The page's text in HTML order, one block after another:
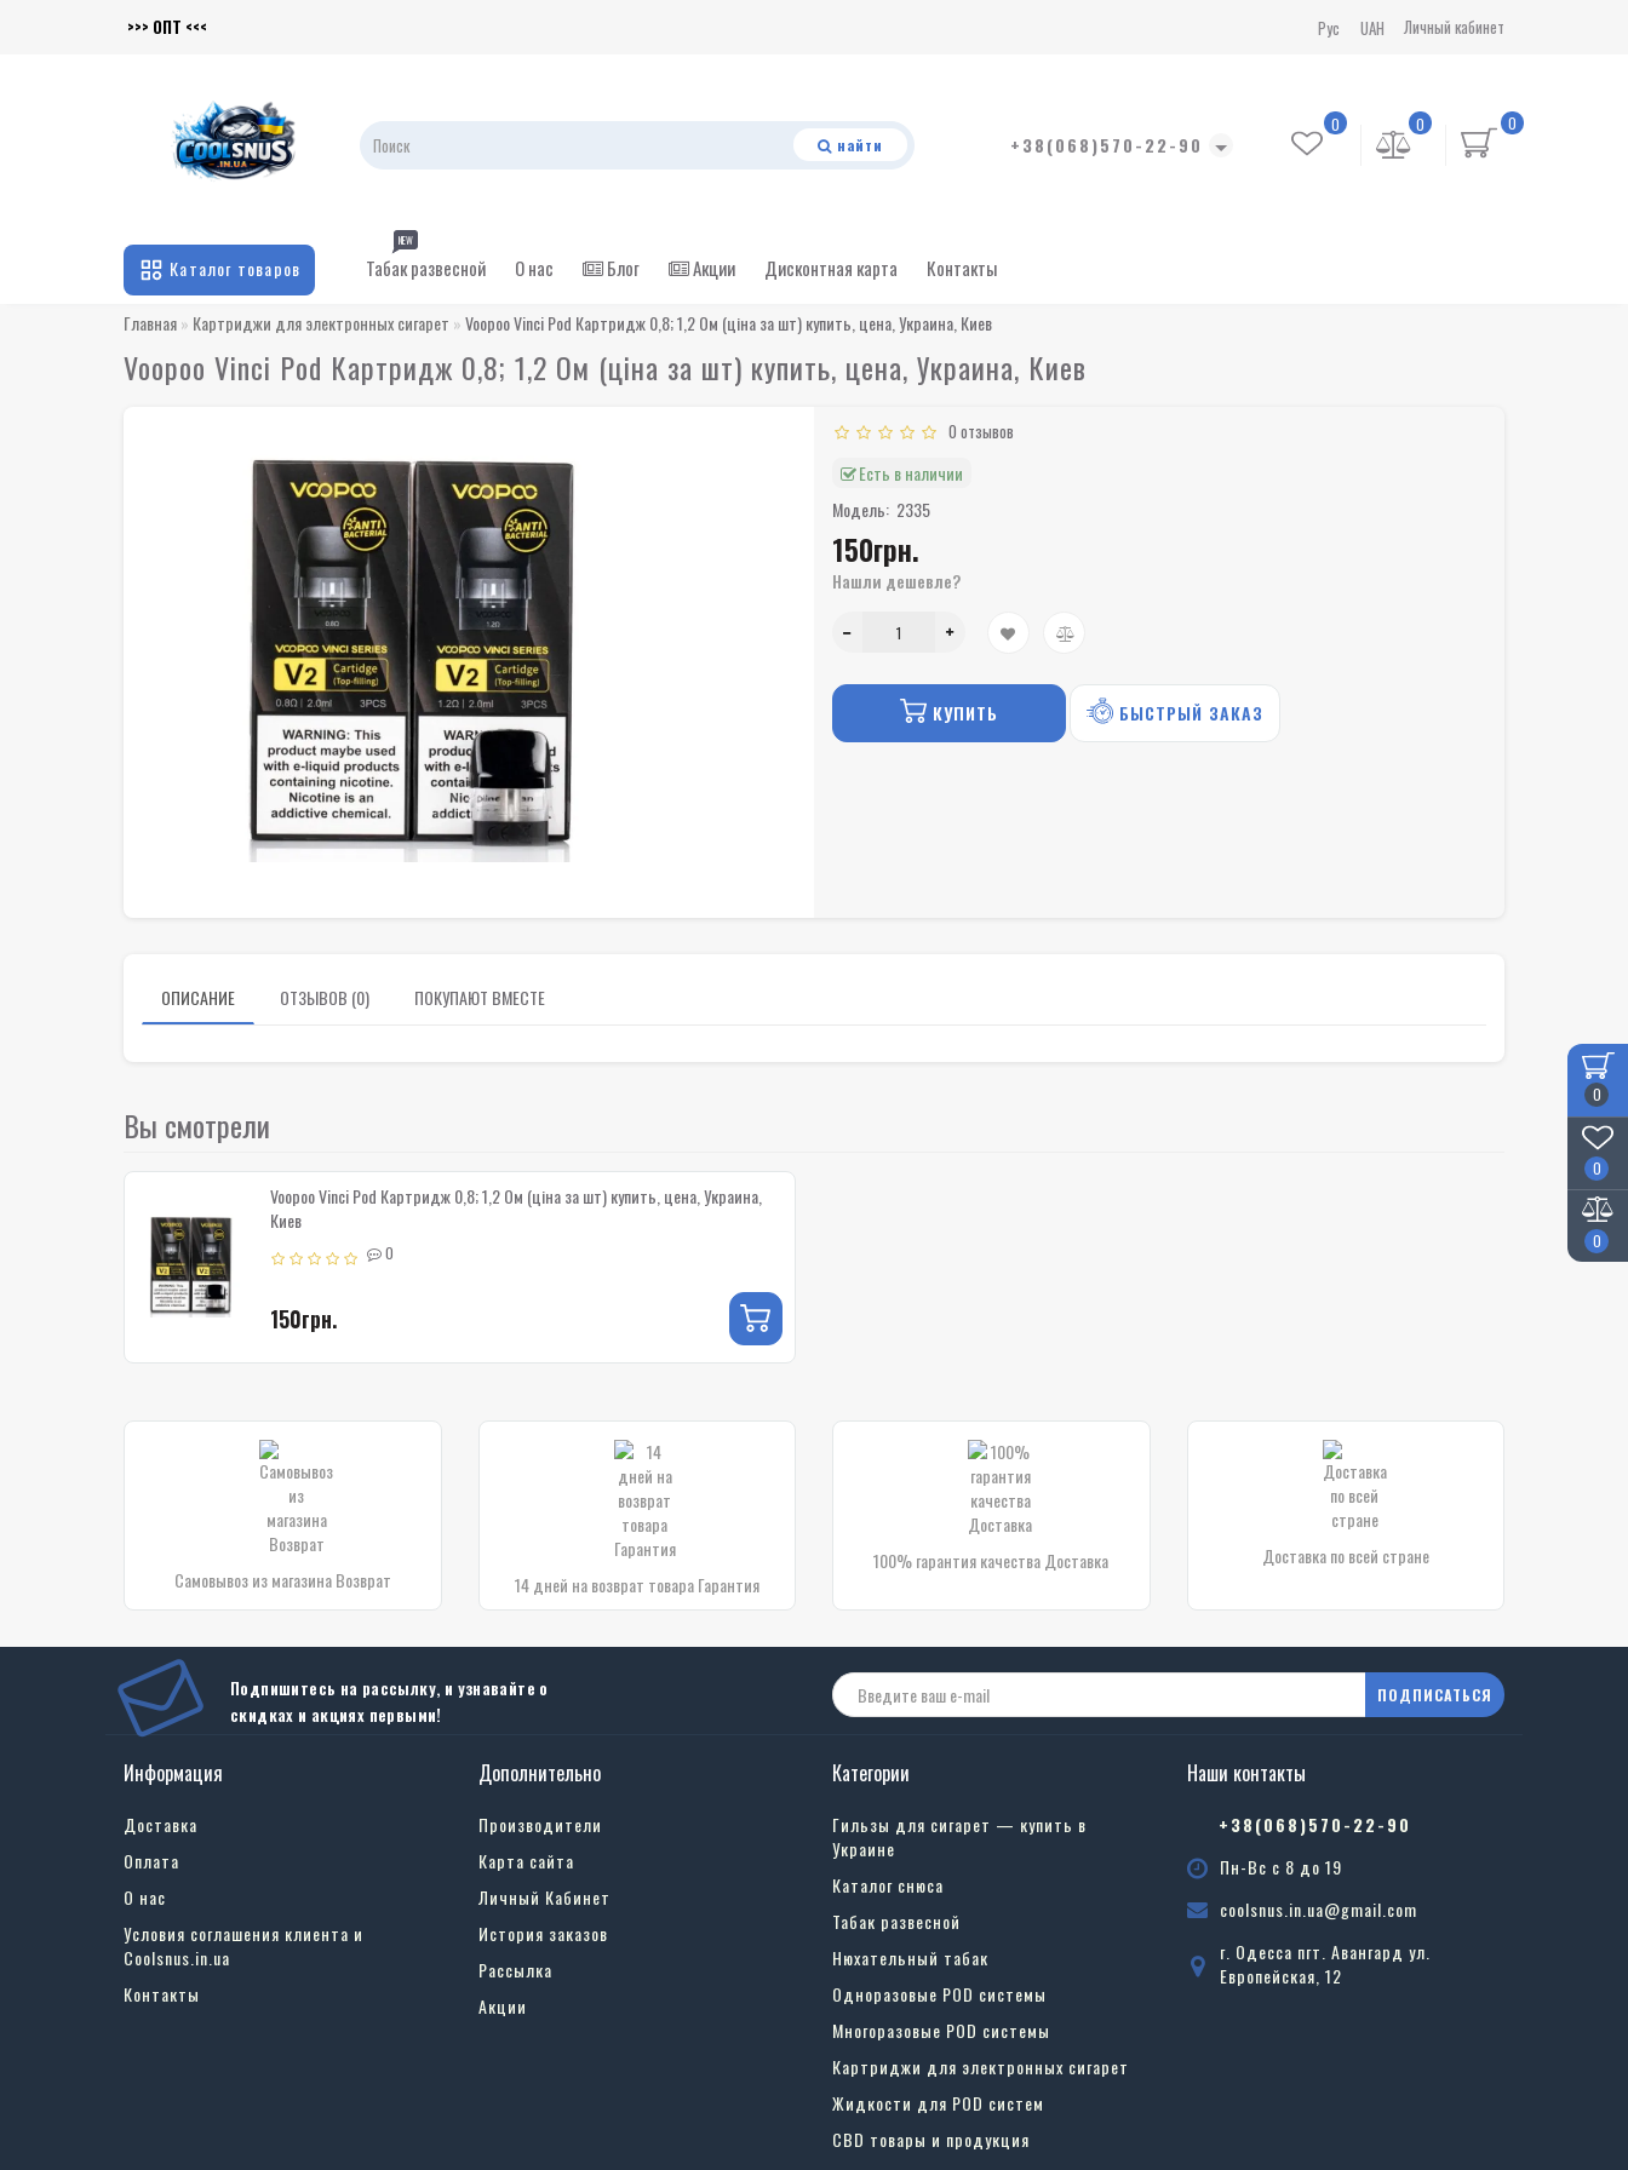
0
0
0
Личный кабинет
UAH
Рус
>>> ОПТ <<<
найти +38(068)570-22-90
0
0
0
Каталог товаров Табак развесной
NEW
О нас Блог Акции Дисконтная карта Контакты
Главная Картриджи для электронных сигарет Voopoo Vinci Pod Картридж 0,8; 1,2 Ом (ціна за шт) купить, цена, Украина, Киев
Voopoo Vinci Pod Картридж 0,8; 1,2 Ом (ціна за шт) купить, цена, Украина, Киев
0 отзывов
Есть в наличии
Модель: 2335
150грн.
Нашли дешевле?
КУПИТЬ БЫСТРЫЙ ЗАКАЗ
ОПИСАНИЕ ОТЗЫВОВ (0) ПОКУПАЮТ ВМЕСТЕ
Вы смотрели
Voopoo Vinci Pod Картридж 0,8; 1,2 Ом (ціна за шт) купить, цена, Украина,
Киев
0
150грн.
Самовывоз из магазина Возврат 14 дней на возврат товара Гарантия
100% гарантия качества Доставка Доставка по всей стране
Подпишитесь на рассылку, и узнавайте о
скидках и акциях первыми!
ПОДПИСАТЬСЯ
Информация
Доставка
Оплата
О нас
Условия соглашения клиента и
Coolsnus.in.ua
Контакты
Дополнительно
Производители
Карта сайта
Личный Кабинет
История заказов
Рассылка
Акции
Категории
Гильзы для сигарет — купить в
Украине
Каталог снюса
Табак развесной
Нюхательный табак
Одноразовые POD системы
Многоразовые POD системы
Картриджи для электронных сигарет
Жидкости для POD систем
CBD товары и продукция
Наши контакты
+38(068)570-22-90
Пн-Вс с 8 до 19
coolsnus.in.ua@gmail.com
г. Одесса пгт. Авангард ул.
Европейская, 12